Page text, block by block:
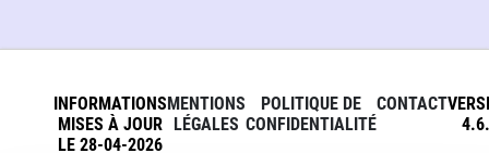
INFORMATIONS
MISES À JOUR
LE 28-04-2026
MENTIONS
LÉGALES
POLITIQUE DE
CONFIDENTIALITÉ
CONTACT